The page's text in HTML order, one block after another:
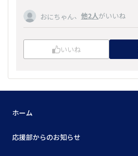
おにちゃん、 他2人がいいね
いいね
ホーム
応援部からのお知らせ